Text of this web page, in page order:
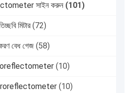
সাইন করুন (101)
মিটার (72)
বেধ গেজ (58)
(10)
(10)